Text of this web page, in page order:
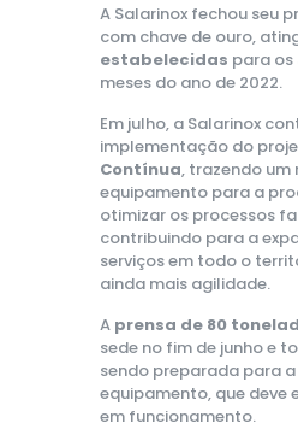
A Salarinox fechou seu
com chave de ouro,
estabelecidas para os
meses do ano de 2022.
Em julho, a Salarinox
implementação do
Contínua, trazendo um
equipamento para a
otimizar os processos
contribuindo para a
serviços em todo o
ainda mais agilidade.
A prensa de 80
sede no fim de junho e
sendo preparada para
equipamento, que deve
em funcionamento.